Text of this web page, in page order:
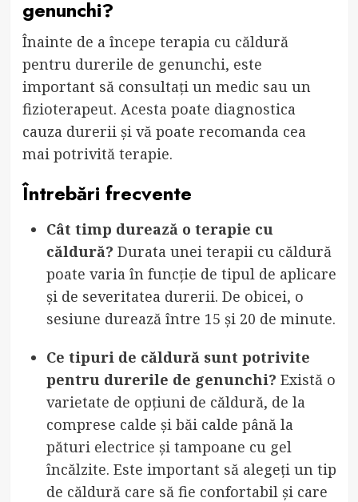
genunchi?
Înainte de a începe terapia cu căldură
pentru durerile de genunchi, este
important să consultați un medic sau un
fizioterapeut. Acesta poate diagnostica
cauza durerii și vă poate recomanda cea
mai potrivită terapie.
Întrebări frecvente
Cât timp durează o terapie cu
căldură? Durata unei terapii cu căldură
poate varia în funcție de tipul de aplicare
și de severitatea durerii. De obicei, o
sesiune durează între 15 și 20 de minute.
Ce tipuri de căldură sunt potrivite
pentru durerile de genunchi? Există o
varietate de opțiuni de căldură, de la
comprese calde și băi calde până la
pături electrice și tampoane cu gel
încălzite. Este important să alegeți un tip
de căldură care să fie confortabil și care